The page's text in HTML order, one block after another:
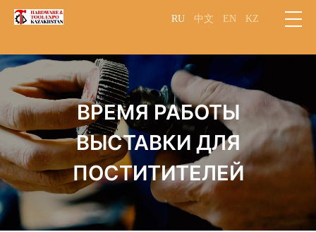
RU 中文 EN KZ
ВРЕМЯ РАБОТЫ
ВЫСТАВКИ ДЛЯ
ПОСТИТИТЕЛЕЙ